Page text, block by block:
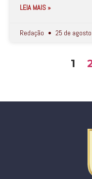
LEIA MAIS »
Redação 25 de
1